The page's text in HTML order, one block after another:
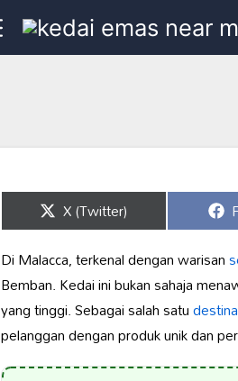
Share
on
X (Twitter)
Di Malacca, terkenal dengan warisan
Bemban. Kedai ini bukan sahaja
yang tinggi. Sebagai salah satu
pelanggan dengan produk unik dan